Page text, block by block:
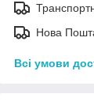
Нова
Всі умови